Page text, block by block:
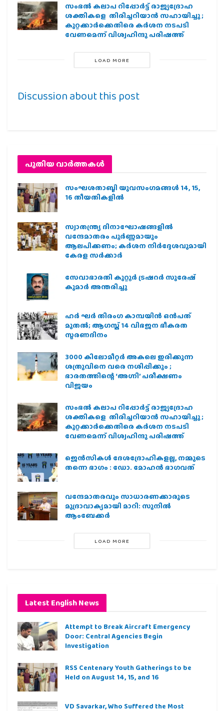
സംഭൽ കലാപ റിപ്പോർട്ട് രാജ്യദ്രോഹ
ശക്തികളെ തിരിച്ചറിയാൻ സഹായിച്ചു ;
കുറ്റക്കാർക്കെതിരെ കർശന നടപടി
വേണമെന്ന് വിശ്വഹിന്ദു പരിഷത്ത്
LOAD MORE
Discussion about this post
പുതിയ വാര്‍ത്തകള്‍
സംഘശതാബ്ദി യുവസംഗമങ്ങള്‍ 14, 15,
16 തീയതികളില്‍
സ്വാതന്ത്ര്യ ദിനാഘോഷങ്ങളിൽ
വന്ദേമാതരം പൂർണ്ണമായും
ആലപിക്കണം; കർശന നിർദ്ദേശവുമായി
കേരള സർക്കാർ
സേവാഭാരതി കുറ്റൂർ ട്രഷറർ സുരേഷ്
കുമാർ അന്തരിച്ചു
ഹര്‍ ഘര്‍ തിരംഗ കാമ്പയിന്‍ ഒന്‍പത്
മുതല്‍; ആഗസ്ത് 14 വിഭജന ഭീകരത
സ്മരണദിനം
3000 കിലോമീറ്റർ അകലെ ഇരിക്കുന്ന
ശത്രുവിനെ വരെ നശിപ്പിക്കും ;
ഭാരതത്തിന്റെ ‘അഗ്നി’ പരീക്ഷണം
വിജയം
സംഭൽ കലാപ റിപ്പോർട്ട് രാജ്യദ്രോഹ
ശക്തികളെ തിരിച്ചറിയാൻ സഹായിച്ചു ;
കുറ്റക്കാർക്കെതിരെ കർശന നടപടി
വേണമെന്ന് വിശ്വഹിന്ദു പരിഷത്ത്
ജെന്‍സികള്‍ ദേശദ്രോഹികളല്ല, നമ്മുടെ
തന്നെ ഭാഗം : ഡോ. മോഹന്‍ ഭാഗവത്
വന്ദേമാതരവും സാധാരണക്കാരുടെ
മുദ്രാവാക്യമായി മാറി: സുനിൽ
ആംബേക്കർ
LOAD MORE
Latest English News
Attempt to Break Aircraft Emergency
Door: Central Agencies Begin
Investigation
RSS Centenary Youth Gatherings to be
Held on August 14, 15, and 16
VD Savarkar, Who Suffered the Most